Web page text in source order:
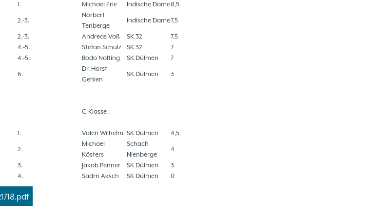
1. Michael Frie Indische Dame8,5
2.-3.
Norbert
Tenberge
Indische Dame7,5
2.-3. Andreas Voß SK 32
7,5
4.-5.
Stefan Schulz SK 32
7
4.-5.
Bodo Nolting SK Dülmen 7
6.
Dr. Horst
Gehlen
SK Dülmen 3
C-Klasse :
1. Valeri Wilhelm SK Dülmen 4,5
2.
Michael
Kösters
Schach
Nienberge
4
3. Jakob Penner SK Dülmen
3
4.
Sadrn Aksch SK Dülmen 0